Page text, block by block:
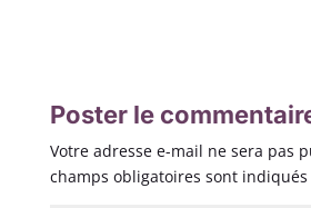
Poster le
Votre adresse e-mail ne sera pas
champs obligatoires sont indiqués